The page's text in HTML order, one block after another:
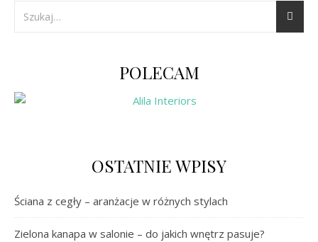
POLECAM
OSTATNIE WPISY
Ściana z cegły – aranżacje w różnych stylach
Zielona kanapa w salonie – do jakich wnętrz pasuje?